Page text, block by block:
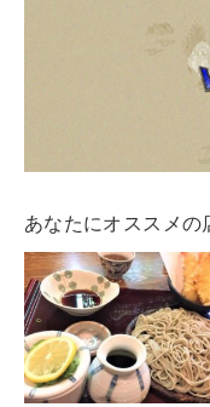
あなたにオススメの